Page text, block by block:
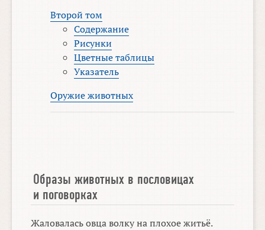
Второй том
Содержание
Рисунки
Цветные таблицы
Указатель
Оружие животных
Образы животных в пословицах
и поговорках
Жаловалась овца волку на плохое житьё.